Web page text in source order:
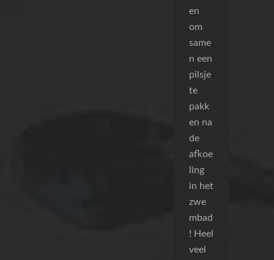
en
om
same
n een
pilsje
te
pakk
en na
de
afkoe
ling
in het
zwe
mbad
! Heel
veel